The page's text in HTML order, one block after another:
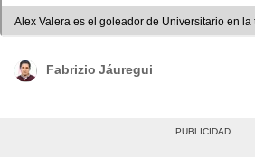
Alex Valera es el goleador de Universitario en la
Fabrizio Jáuregui